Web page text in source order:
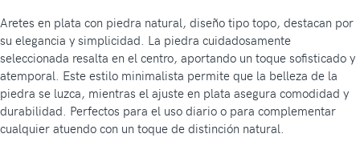
Aretes en plata con piedra natural, diseño tipo topo, destacan por
su elegancia y simplicidad. La piedra cuidadosamente
seleccionada resalta en el centro, aportando un toque sofisticado y
atemporal. Este estilo minimalista permite que la belleza de la
piedra se luzca, mientras el ajuste en plata asegura comodidad y
durabilidad. Perfectos para el uso diario o para complementar
cualquier atuendo con un toque de distinción natural.